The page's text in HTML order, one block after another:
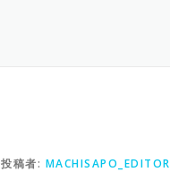
投稿者: MACHISAPO_EDITOR